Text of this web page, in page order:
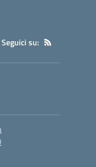
Seguici su: